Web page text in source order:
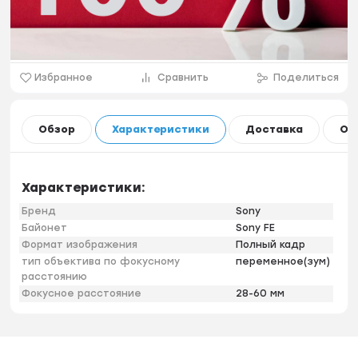
Избранное Сравнить Поделиться
Обзор Характеристики Доставка
Характеристики:
Бренд
Sony
Байонет
Sony FE
Формат изображения
Полный кадр
тип объектива по фокусному
расстоянию
переменное(зум)
Фокусное расстояние 28-60 мм